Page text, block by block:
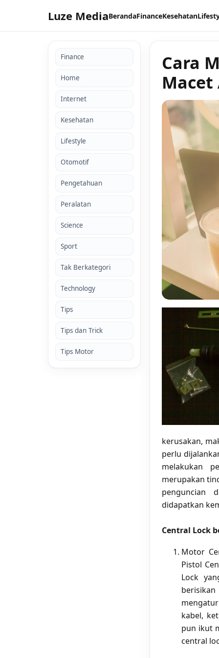
Luze MediaBerandaFinanceKesehatan
Finance
Home
Internet
Kesehatan
Lifestyle
Otomotif
Pengetahuan
Peralatan
Science
Sport
Tak Berkategori
Technology
Tips
Tips dan Trick
Tips Motor
Cara
Macet
kerusakan,
perlu
melakukan
merupakan
penguncian
didapatkan
Central Lock
Motor
Pistol
Lock
kabel,
pun ikut
central